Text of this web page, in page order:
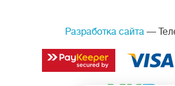
Разработка сайта—